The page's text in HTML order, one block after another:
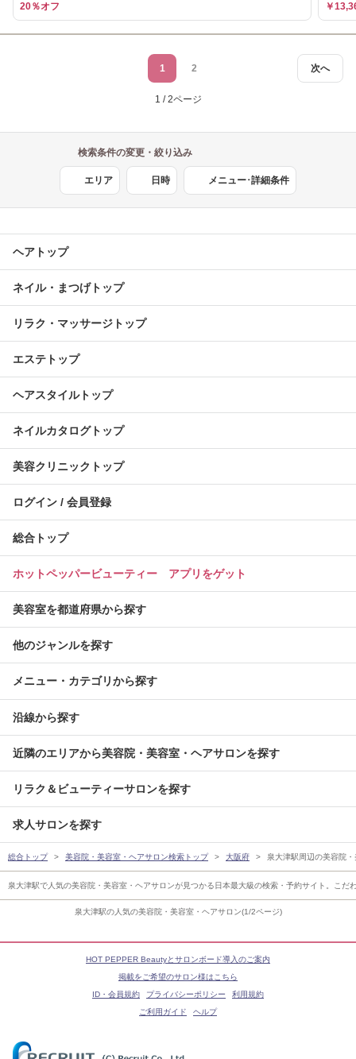
泉大津駅の人気の美容院・美容室・ヘアサロン(1/2ページ)
20％オフ ￥
次へ
1 2
1 / 2ページ
検索条件の変更・絞り込み
エリア 日時 メニュー･詳細条件
ヘアトップ
ネイル・まつげトップ
リラク・マッサージトップ
エステトップ
ヘアスタイルトップ
ネイルカタログトップ
美容クリニックトップ
ログイン / 会員登録
総合トップ
ホットペッパービューティー アプリをゲット
美容室を都道府県から探す
他のジャンルを探す
メニュー・カテゴリから探す
沿線から探す
近隣のエリアから美容院・美容室・ヘアサロンを探す
リラク＆ビューティーサロンを探す
求人サロンを探す
総合トップ 美容院・美容室・ヘアサロン検索トップ 大阪府 泉大津駅周辺の美容院
泉大津駅で人気の美容院・美容室・ヘアサロンが見つかる日本最大級の検索・予約サイト。こ
HOT PEPPER Beautyとサロンボード導入のご案内
掲載をご希望のサロン様はこちら
ID・会員規約
プライバシーポリシー
利用規約
ご利用ガイド
ヘルプ